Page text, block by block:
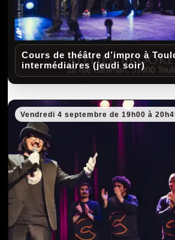
Cours de théâtre d’impro à
intermédiaires (jeudi soir)
Vendredi 4 septembre de 19h00 à